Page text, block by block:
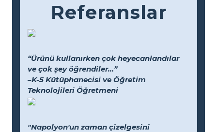
Referanslar
“Ürünü kullanırken çok heyecanlandılar
ve çok şey öğrendiler...”
–K-5 Kütüphanecisi ve Öğretim
Teknolojileri Öğretmeni
"Napolyon'un zaman çizelgesini